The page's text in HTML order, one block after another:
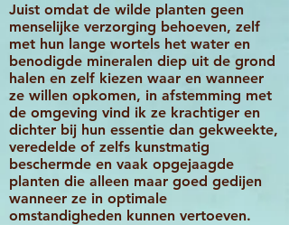
Juist omdat de wilde planten geen
menselijke verzorging behoeven, zelf
met hun lange wortels het water en
benodigde mineralen diep uit de grond
halen en zelf kiezen waar en wanneer
ze willen opkomen, in afstemming met
de omgeving vind ik ze krachtiger en
dichter bij hun essentie dan gekweekte,
veredelde of zelfs kunstmatig
beschermde en vaak opgejaagde
planten die alleen maar goed gedijen
wanneer ze in optimale
omstandigheden kunnen vertoeven.